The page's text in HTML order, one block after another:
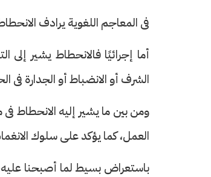
فى المعاجم اللغوية يرادف
أما إجرائيًا فالانحطاط يشير إلى
الشرف أو الانضباط أو الجدارة
ومن بين ما يشير إليه الانحطاط
العمل، كما يؤكد على سلوك
باستعراض بسيط لما أصبحنا